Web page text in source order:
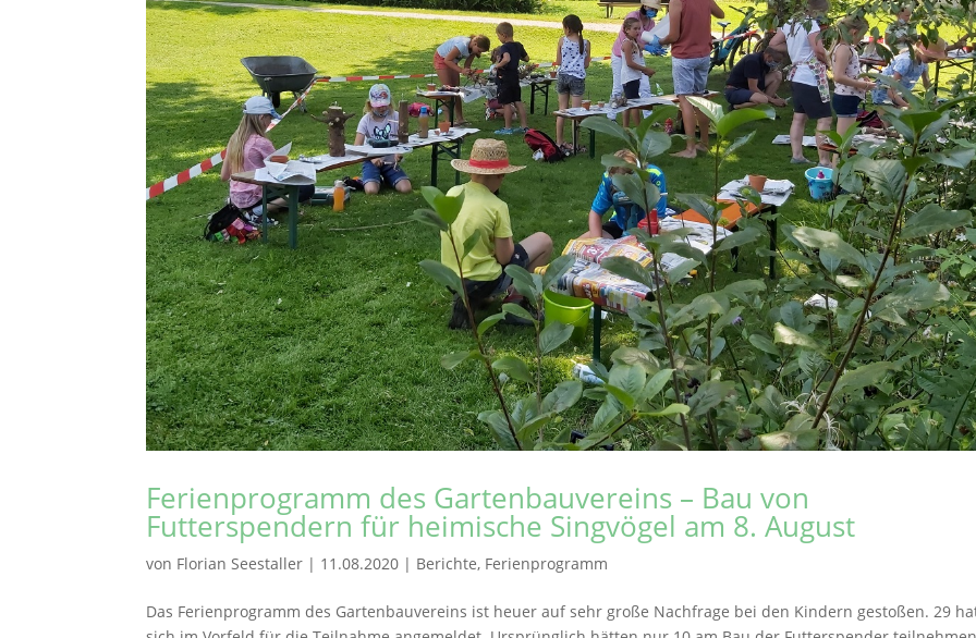
Ferienprogramm des Gartenbauvereins – Bau von
Futterspendern für heimische Singvögel am 8. August
von Florian Seestaller | 11.08.2020 | Berichte, Ferienprogramm
Das Ferienprogramm des Gartenbauvereins ist heuer auf sehr große Nachfrage bei den Kindern gestoßen. 29